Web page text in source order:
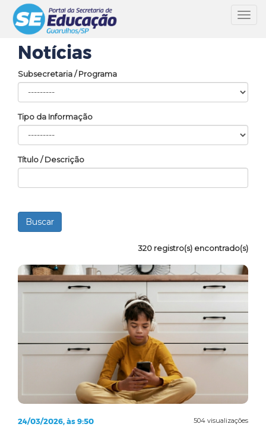
Notícias
Subsecretaria / Programa
Tipo da Informação
Título / Descrição
320 registro(s) encontrado(s)
504 visualizações
24/03/2026, às 9:50